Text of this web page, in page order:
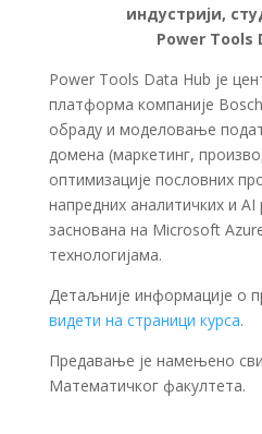
индустрији,
Power Tools
Power Tools Data Hub је
платформа компаније
обраду и моделовање
домена (маркетинг,
оптимизације пословних
напредних аналитичких и
заснована на Microsoft
технологијама.
Детаљније информације о
видети на страници курса.
Предавање је намењено
Математичког факултета.